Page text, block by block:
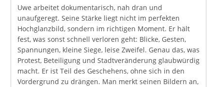
Uwe arbeitet dokumentarisch, nah dran und
unaufgeregt. Seine Stärke liegt nicht im perfekten
Hochglanzbild, sondern im richtigen Moment. Er hält
fest, was sonst schnell verloren geht: Blicke, Gesten,
Spannungen, kleine Siege, leise Zweifel. Genau das, was
Protest, Beteiligung und Stadtveränderung glaubwürdig
macht. Er ist Teil des Geschehens, ohne sich in den
Vordergrund zu drängen. Man merkt seinen Bildern an,